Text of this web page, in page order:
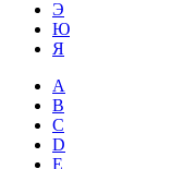
Э
Ю
Я
A
B
C
D
E